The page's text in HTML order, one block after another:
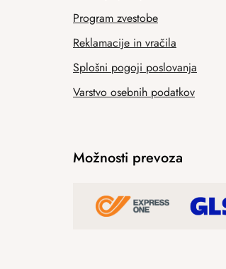
Program zvestobe
Reklamacije in vračila
Splošni pogoji poslovanja
Varstvo osebnih podatkov
Možnosti prevoza